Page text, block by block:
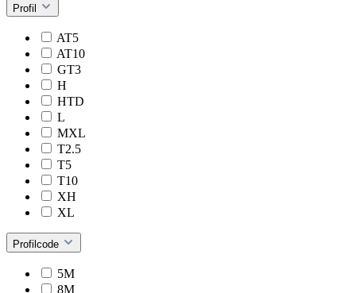
Profil
AT5
AT10
GT3
H
HTD
L
MXL
T2.5
T5
T10
XH
XL
Profilcode
5M
8M